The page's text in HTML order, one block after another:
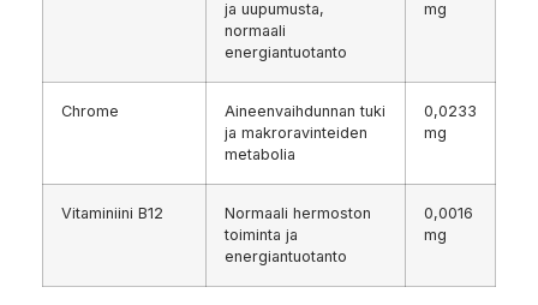
ja uupumusta,
normaali
energiantuotanto
mg
Chrome
Aineenvaihdunnan tuki
ja makro­ravinteiden
metabolia
0,0233
mg
Vitaminiini B12
Normaali hermoston
toiminta ja
energiantuotanto
0,0016
mg